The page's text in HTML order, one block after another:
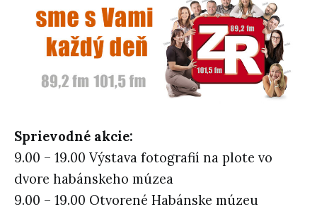
Sprievodné akcie:
9.00 – 19.00 Výstava fotografií na plote vo
dvore habánskeho múzea
9.00 – 19.00 Otvorené Habánske múzeu